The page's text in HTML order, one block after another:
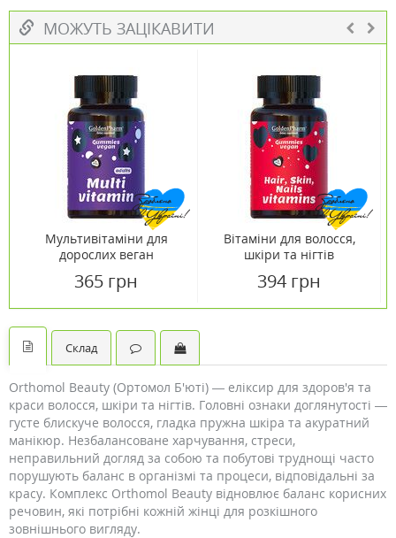
МОЖУТЬ ЗАЦІКАВИТИ
Мультивітаміни для
дорослих веган
365 грн
Вітаміни для волосся,
шкіри та нігтів
№60
394 грн
Склад
Orthomol Beauty (Ортомол Б'юті) — еліксир для здоров'я та
краси волосся, шкіри та нігтів. Головні ознаки доглянутості —
густе блискуче волосся, гладка пружна шкіра та акуратний
манікюр. Незбалансоване харчування, стреси,
неправильний догляд за собою та побутові труднощі часто
порушують баланс в організмі та процеси, відповідальні за
красу. Комплекс Orthomol Beauty відновлює баланс корисних
речовин, які потрібні кожній жінці для розкішного
зовнішнього вигляду.